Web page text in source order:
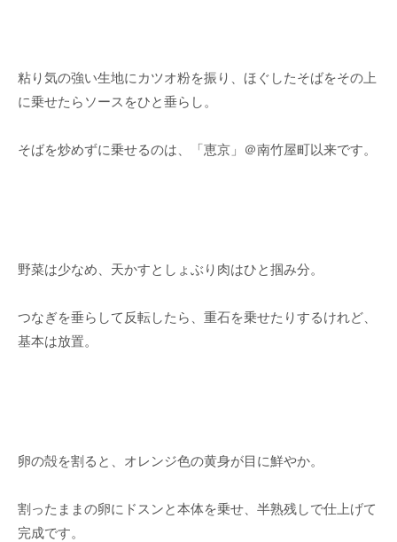
粘り気の強い生地にカツオ粉を振り、ほぐしたそばをその上
に乗せたらソースをひと垂らし。
そばを炒めずに乗せるのは、「恵京」＠南竹屋町以来です。
野菜は少なめ、天かすとしょぶり肉はひと掴み分。
つなぎを垂らして反転したら、重石を乗せたりするけれど、
基本は放置。
卵の殻を割ると、オレンジ色の黄身が目に鮮やか。
割ったままの卵にドスンと本体を乗せ、半熟残しで仕上げて
完成です。